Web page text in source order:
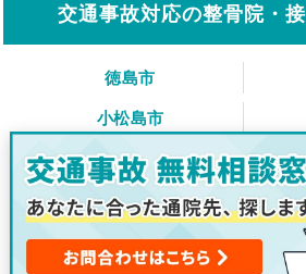
交通事故対応の整骨院・
徳島市
小松島市
吉野川市
美馬市
勝浦郡勝浦町